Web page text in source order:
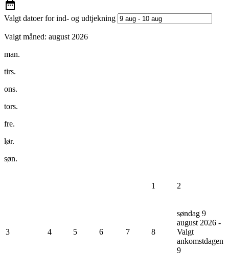
Valgt datoer for ind- og udtjekning
Valgt måned: august 2026
man.
tirs.
ons.
tors.
fre.
lør.
søn.
1 2
3 4 5 6 7 8
søndag 9
august 2026 -
Valgt
ankomstdagen
9